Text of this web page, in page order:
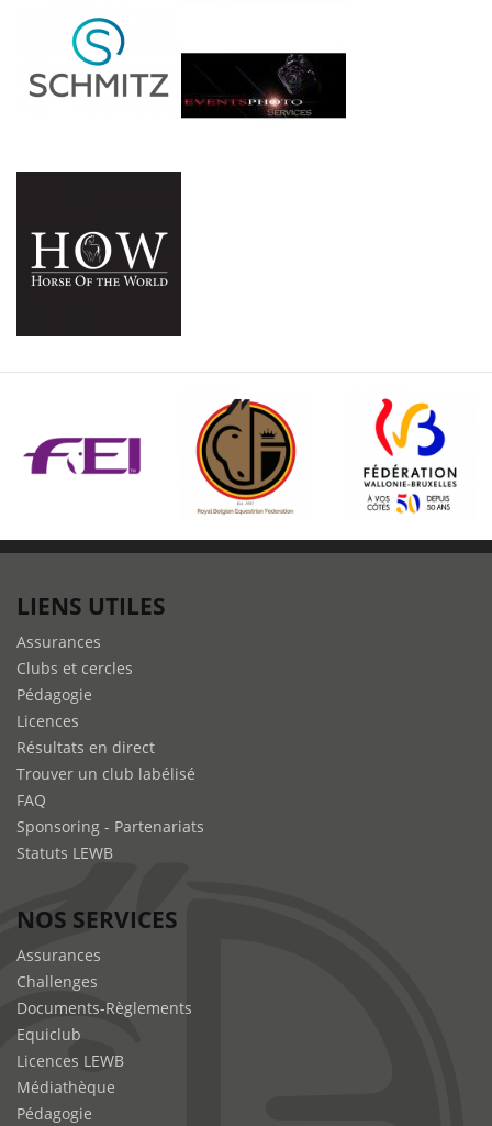
LIENS UTILES
Assurances
Clubs et cercles
Pédagogie
Licences
Résultats en direct
Trouver un club labélisé
FAQ
Sponsoring - Partenariats
Statuts LEWB
NOS SERVICES
Assurances
Challenges
Documents-Règlements
Equiclub
Licences LEWB
Médiathèque
Pédagogie